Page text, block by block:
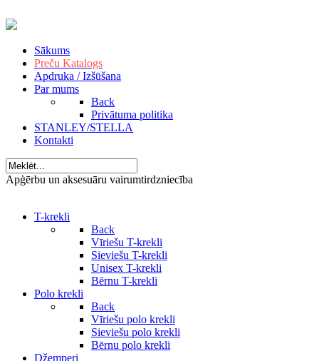
Sākums
Preču Katalogs
Apdruka / Izšūšana
Par mums
Back
Privātuma politika
STANLEY/STELLA
Kontakti
Apģērbu un aksesuāru vairumtirdzniecība
T-krekli
Back
Vīriešu T-krekli
Sieviešu T-krekli
Unisex T-krekli
Bērnu T-krekli
Polo krekli
Back
Vīriešu polo krekli
Sieviešu polo krekli
Bērnu polo krekli
Džemperi